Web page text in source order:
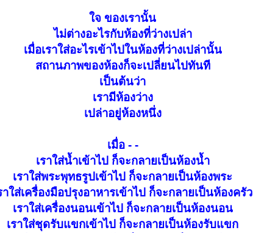
ใจ ของเรานั้น
ไม่ต่างอะไรกับห้องที่ว่างเปล่า
เมื่อเราใส่อะไรเข้าไปในห้องที่ว่างเปล่านั้น
สถานภาพของห้องก็จะเปลี่ยนไปทันที
เป็นต้นว่า
เรามีห้องว่าง
เปล่าอยู่ห้องหนึ่ง
เมื่อ - -
เราใส่น้ำเข้าไป ก็จะกลายเป็นห้องน้ำ
เราใส่พระพุทธรูปเข้าไป ก็จะกลายเป็นห้องพระ
าใส่เครื่องมือปรุงอาหารเข้าไป ก็จะกลายเป็นห้องครัว
เราใส่เครื่องนอนเข้าไป ก็จะกลายเป็นห้องนอน
เราใส่ชุดรับแขกเข้าไป ก็จะกลายเป็นห้องรับแขก